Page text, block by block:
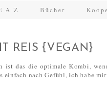
A-Z Bücher
REIS {VEGAN}
ist das die optimale Kombi,
einfach nach Gefühl, ich habe